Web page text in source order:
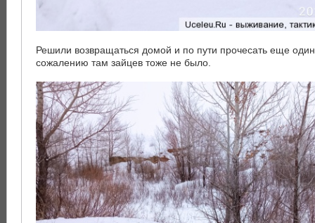
Решили возвращаться домой и по пути прочесать еще
сожалению там зайцев тоже не было.